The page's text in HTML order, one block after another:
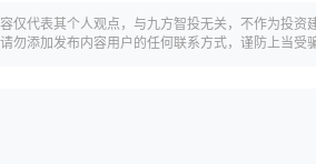
仅代表其个人观点，与九方智投无关，不作为投
勿添加发布内容用户的任何联系方式，谨防上当受